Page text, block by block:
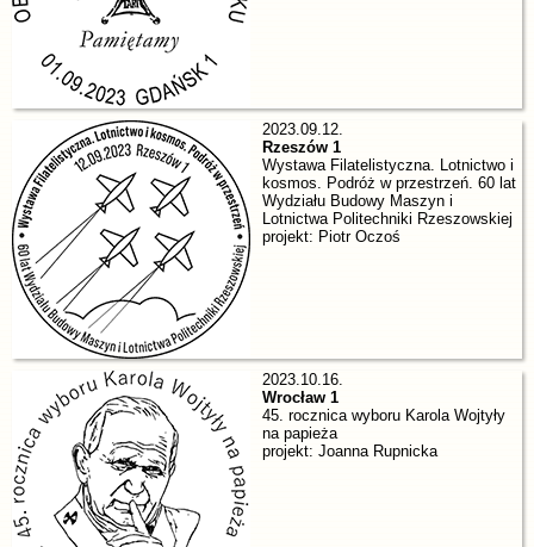
2023.09.12.
Rzeszów 1
Wystawa Filatelistyczna. Lotnictwo i
kosmos. Podróż w przestrzeń. 60 lat
Wydziału Budowy Maszyn i
Lotnictwa Politechniki Rzeszowskiej
projekt: Piotr Oczoś
2023.10.16.
Wrocław 1
45. rocznica wyboru Karola Wojtyły
na papieża
projekt: Joanna Rupnicka